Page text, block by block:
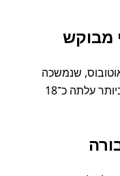
מבוקש
שנמשכה
סביב 1.2 שעות. האפשרות הזולה ביותר עלתה כ־18